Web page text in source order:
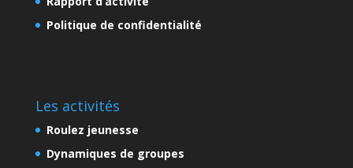
Politique de confidentialité
Les activités
Roulez jeunesse
Dynamiques de groupes